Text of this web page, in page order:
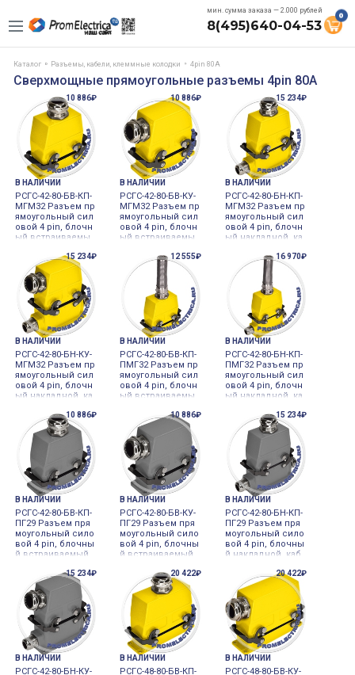
мин. сумма заказа — 2.000 рублей
8(495)640-04-53
0
Каталог Разъемы, кабели, клеммные колодки 4pin 80A
Сверхмощные прямоугольные разъемы 4pin 80A
10 886₽
В НАЛИЧИИ
РСГС-42-80-БВ-КП-
МГМ32 Разъем пр
ямоугольный сил
овой 4 pin, блочн
ый встраиваемы
мой кожух, сальн
ик мет., М32, 80 А
мпер, 500 Вольт.
10 886₽
В НАЛИЧИИ
РСГС-42-80-БВ-КУ-
МГМ32 Разъем пр
ямоугольный сил
овой 4 pin, блочн
ый встраиваемы
овой кожух, саль
ник мет., М32, 80
Ампер, 500 Вольт.
15 234₽
В НАЛИЧИИ
РСГС-42-80-БН-КП-
МГМ32 Разъем пр
ямоугольный сил
овой 4 pin, блочн
ый накладной, ка
кожух, сальник м
ет., М32, 80 Ампе
р, 500 Вольт.
15 234₽
В НАЛИЧИИ
РСГС-42-80-БН-КУ-
МГМ32 Разъем пр
ямоугольный сил
овой 4 pin, блочн
ый накладной, ка
кожух, сальник м
ет., М32, 80 Ампе
р, 500 Вольт.
12 555₽
В НАЛИЧИИ
РСГС-42-80-БВ-КП-
ПМГ32 Разъем пр
ямоугольный сил
овой 4 pin, блочн
ый встраиваемы
мой кожух, пружи
нный сальник ме
т., М32, 80 Ампер,
500 Вольт.
16 970₽
В НАЛИЧИИ
РСГС-42-80-БН-КП-
ПМГ32 Разъем пр
ямоугольный сил
овой 4 pin, блочн
ый накладной, ка
кожух, пружинны
й сальник мет., М
32, 80 Ампер, 500
Вольт.
10 886₽
В НАЛИЧИИ
РСГС-42-80-БВ-КП-
ПГ29 Разъем пря
моугольный сило
вой 4 pin, блочны
й встраиваемый,
й кожух, сальник
мет., ПГ29, 80 Амп
ер, 500 Вольт.
10 886₽
В НАЛИЧИИ
РСГС-42-80-БВ-КУ-
ПГ29 Разъем пря
моугольный сило
вой 4 pin, блочны
й встраиваемый,
ой кожух, сальни
к мет., ПГ29, 80 Ам
пер, 500 Вольт.
15 234₽
В НАЛИЧИИ
РСГС-42-80-БН-КП-
ПГ29 Разъем пря
моугольный сило
вой 4 pin, блочны
й накладной, каб
ожух, сальник ме
т., ПГ29, 80 Ампер,
500 Вольт.
15 234₽
В НАЛИЧИИ
РСГС-42-80-БН-КУ-
20 422₽
В НАЛИЧИИ
РСГС-48-80-БВ-КП-
20 422₽
В НАЛИЧИИ
РСГС-48-80-БВ-КУ-